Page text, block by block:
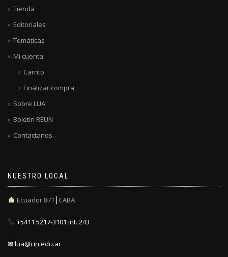
Tienda
Editoriales
Temáticas
Mi cuenta
Carrito
Finalizar compra
Sobre LUA
Boletín REUN
Contactanos
NUESTRO LOCAL
Ecuador 871┃CABA
+5411 5217-3101 int. 243
✉ lua@cin.edu.ar